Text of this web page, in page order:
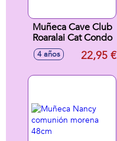
Muñeca Cave Club
Roaralai Cat Condo
4 años 22,95 €